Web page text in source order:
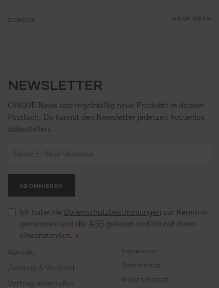
ZURÜCK NACH OBEN
NEWSLETTER
CINQUE News und regelmäßig neue Produkte in deinem
Postfach. Du kannst den Newsletter jederzeit kostenlos
abbestellen.
ABONNIEREN
Ich habe die Datenschutzbestimmungen zur Kenntnis
genommen und die AGB gelesen und bin mit ihnen
einverstanden. *
Kontakt
Zahlung & Versand
Vertrag widerrufen
Impressum
Datenschutz
Widerrufsrecht